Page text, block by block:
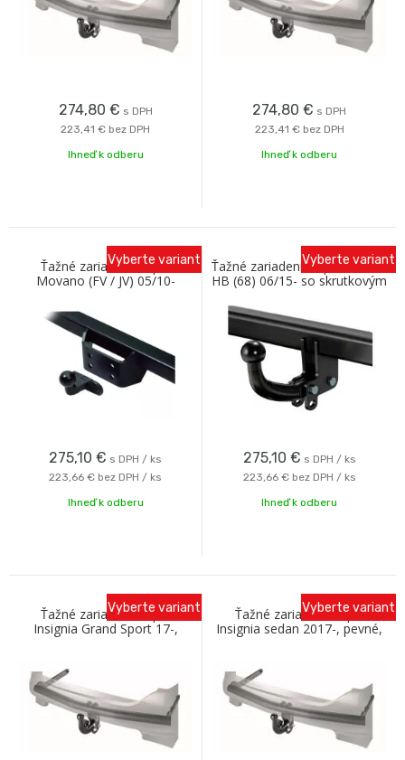
274,80 € s DPH
223,41 € bez DPH
Ihneď k odberu
274,80 € s DPH
223,41 € bez DPH
Ihneď k odberu
Ťažné zariadenie Opel
Movano (FV / JV) 05/10-
275,10 € s DPH / ks
223,66 € bez DPH / ks
Vyberte variant
Ihneď k odberu
Ťažné zariadenie Opel Astra K
HB (68) 06/15- so skrutkovým
275,10 € s DPH / ks
223,66 € bez DPH / ks
Vyberte variant
Ihneď k odberu
Ťažné zariadenie Opel
Insignia Grand Sport 17-,
Vyberte variant
Ťažné zariadenie Opel
Insignia sedan 2017-, pevné,
Vyberte variant